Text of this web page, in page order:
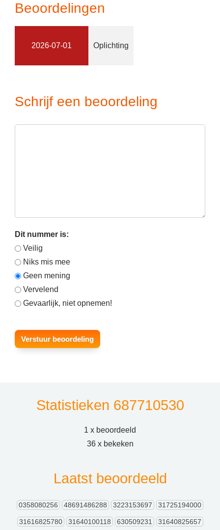
Beoordelingen
2026-07-01 Oplichting
Schrijf een beoordeling
Dit nummer is:
Veilig
Niks mis mee
Geen mening
Vervelend
Gevaarlijk, niet opnemen!
Statistieken 687710530
1 x beoordeeld
36 x bekeken
Laatst beoordeeld
0358080256 48691486288 3223153697 31725194000
31616825780 31640100118 630509231 31640825657